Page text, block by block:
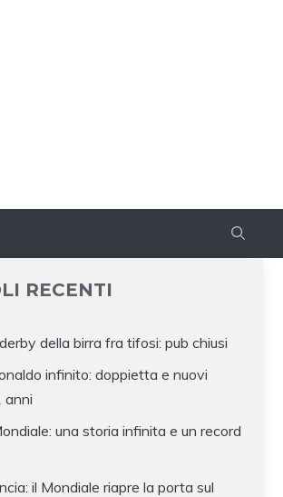
RECENTI
della birra fra tifosi: pub chiusi
infinito: doppietta e nuovi
anni
una storia infinita e un record
il Mondiale riapre la porta sul